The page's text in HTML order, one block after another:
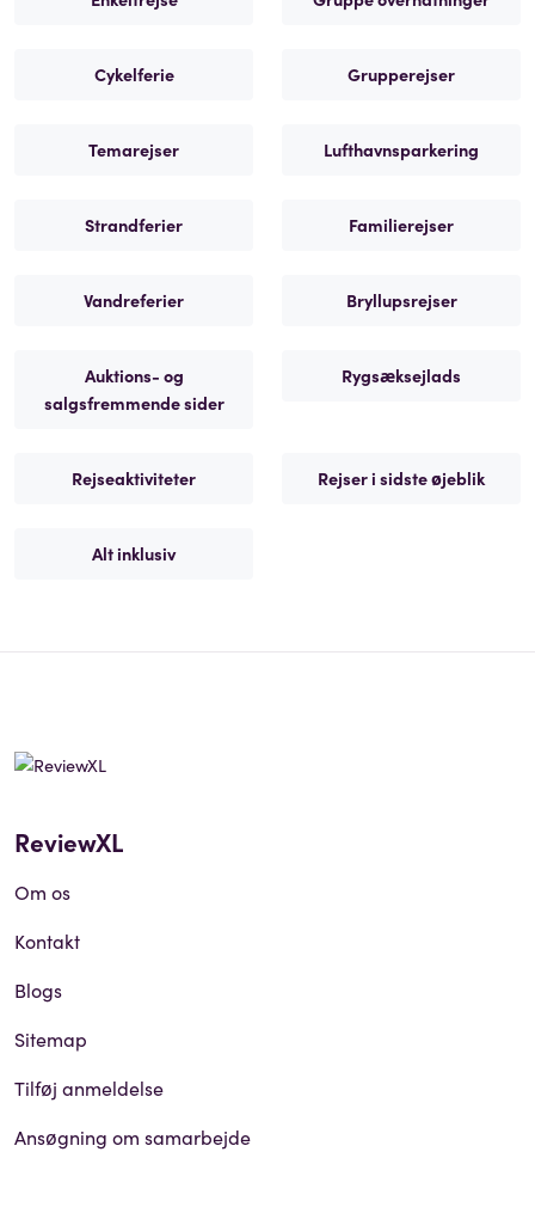
Cykelferie Grupperejser
Temarejser Lufthavnsparkering
Strandferier Familierejser
Vandreferier Bryllupsrejser
Auktions- og
salgsfremmende sider
Rygsæksejlads
Rejseaktiviteter Rejser i sidste øjeblik
Alt inklusiv
ReviewXL
Om os
Kontakt
Blogs
Sitemap
Tilføj anmeldelse
Ansøgning om samarbejde